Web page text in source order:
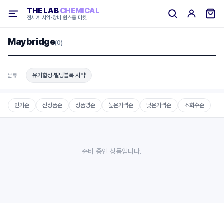
THE LABCHEMICAL
전세계 시약·장비 원스톱 마켓
Maybridge(0)
분류 유기합성·빌딩블록 시약
인기순 신상품순 상품명순 높은가격순 낮은가격순 조회수순
준비 중인 상품입니다.